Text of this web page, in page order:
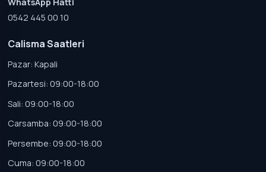
0542 445 00 10
Calisma Saatleri
Pazar: Kapali
Pazartesi: 09:00-18:00
Sali: 09:00-18:00
Carsamba: 09:00-18:00
Persembe: 09:00-18:00
Cuma: 09:00-18:00